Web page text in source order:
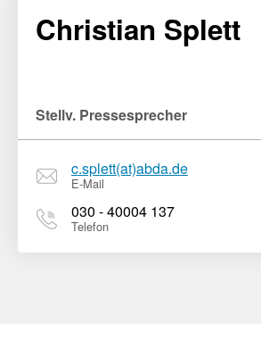
Christian Splett
Stellv. Pressesprecher
c.splett(at)abda.de
E-Mail
030 - 40004 137
Telefon